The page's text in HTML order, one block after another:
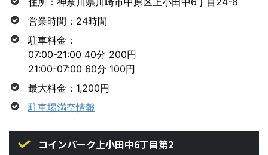
営業時間：24時間
駐車料金：
07:00-21:00 40分 200円
21:00-07:00 60分 100円
最大料金：1,200円
駐車場満空情報
コインパーク上小田中6丁目第2